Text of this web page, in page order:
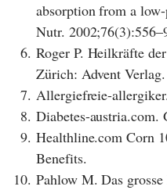
absorption from a
Nutr.
6. Roger P. Heilkräfte
Zürich: Advent
7. Allergiefreie-
8. Diabetes-austria.com.
9. Healthline.com Corn
Benefits.
10. Pahlow M. Das